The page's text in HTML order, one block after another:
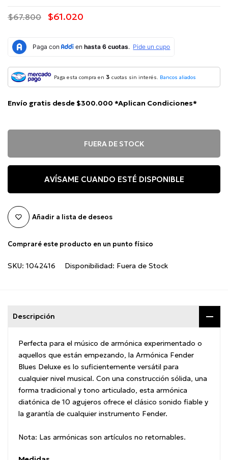
$67.800 $61.020
Paga esta compra en 3 cuotas sin interés. Bancos aliados
Envío gratis desde $300.000 *Aplican Condiciones*
FUERA DE STOCK
AVÍSAME CUANDO ESTÉ DISPONIBLE
Añadir a lista de deseos
Compraré este producto en un punto físico
SKU: 1042416 Disponibilidad: Fuera de Stock
Descripción
Perfecta para el músico de armónica experimentado o
aquellos que están empezando, la Armónica Fender
Blues Deluxe es lo suficientemente versátil para
cualquier nivel musical. Con una construcción sólida, una
forma tradicional y tono articulado, esta armónica
diatónica de 10 agujeros ofrece el clásico sonido fiable y
la garantía de cualquier instrumento Fender.
Nota: Las armónicas son artículos no retornables.